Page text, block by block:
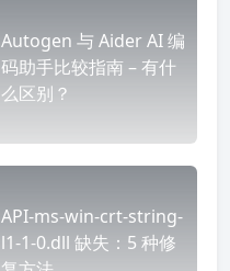
Autogen 与 Aider AI 编
码助手比较指南 – 有什
么区别？
API-ms-win-crt-string-
l1-1-0.dll 缺失：5 种修